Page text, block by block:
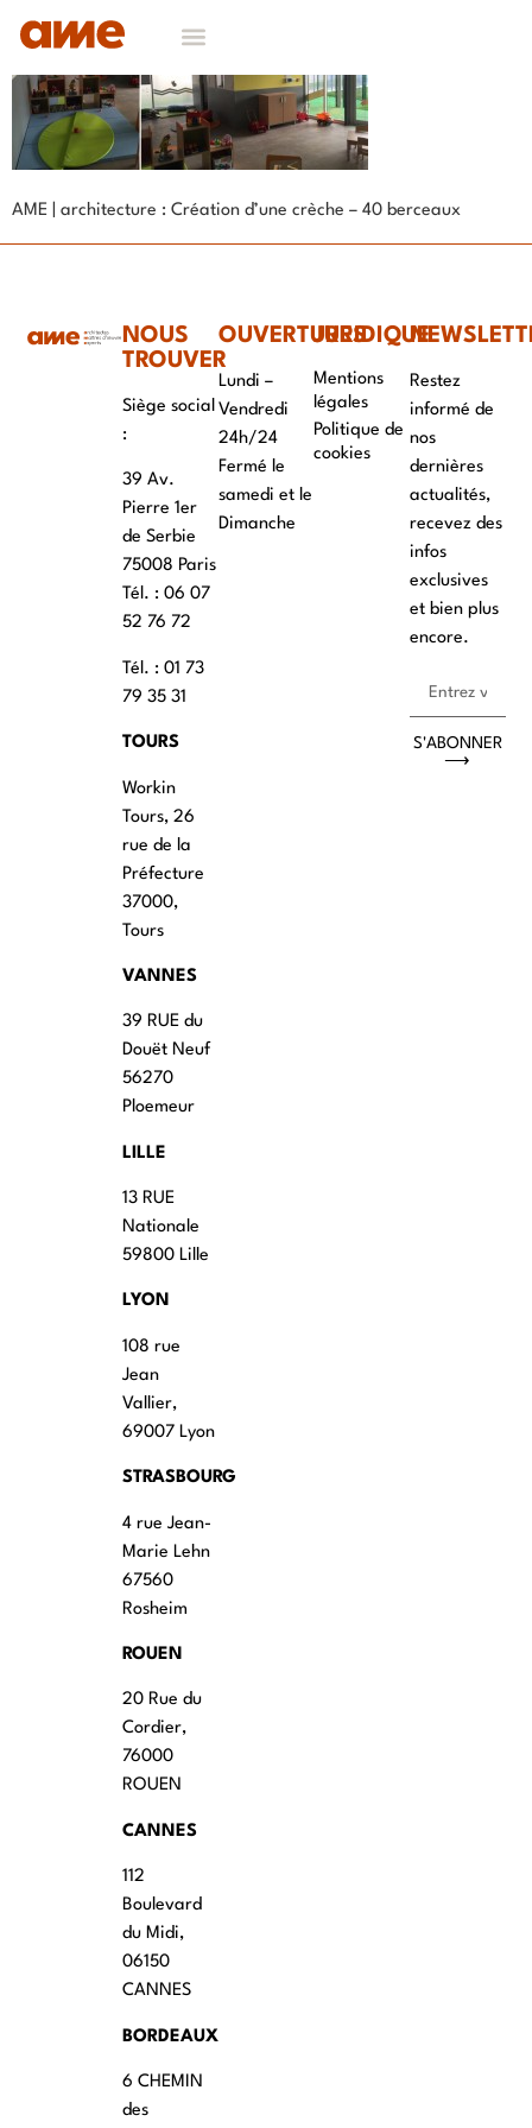
AME | architecture : Création d’une crèche – 40 berceaux
NOUS
TROUVER
Siège social
:
39 Av.
Pierre 1er
de Serbie
75008 Paris
Tél. : ‭06 07
52 76 72
Tél. : 01 73
79 35 31
TOURS
Workin
Tours, 26
rue de la
Préfecture
37000,
Tours
VANNES
39 RUE du
Douët Neuf
56270
Ploemeur
LILLE
13 RUE
Nationale
59800 Lille
LYON
108 rue
Jean
Vallier,
69007 Lyon
STRASBOURG
4 rue Jean-
Marie Lehn
67560
Rosheim
ROUEN
20 Rue du
Cordier,
76000
ROUEN
CANNES
112
Boulevard
du Midi,
06150
CANNES
BORDEAUX
6 CHEMIN
des
OUVERTURES
Lundi –
Vendredi
24h/24
Fermé le
samedi et le
Dimanche
JURIDIQUE
Mentions
légales
Politique de
cookies
Restez
informé de
nos
dernières
actualités,
recevez des
infos
exclusives
et bien plus
encore.
S'ABONNER
⟶